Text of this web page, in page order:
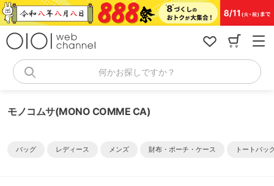
コ
ン
何かお探しですか？
モノコムサ(MONO COMME CA)
バッグ レディース メンズ 財布・ポーチ・ケース トートバッ